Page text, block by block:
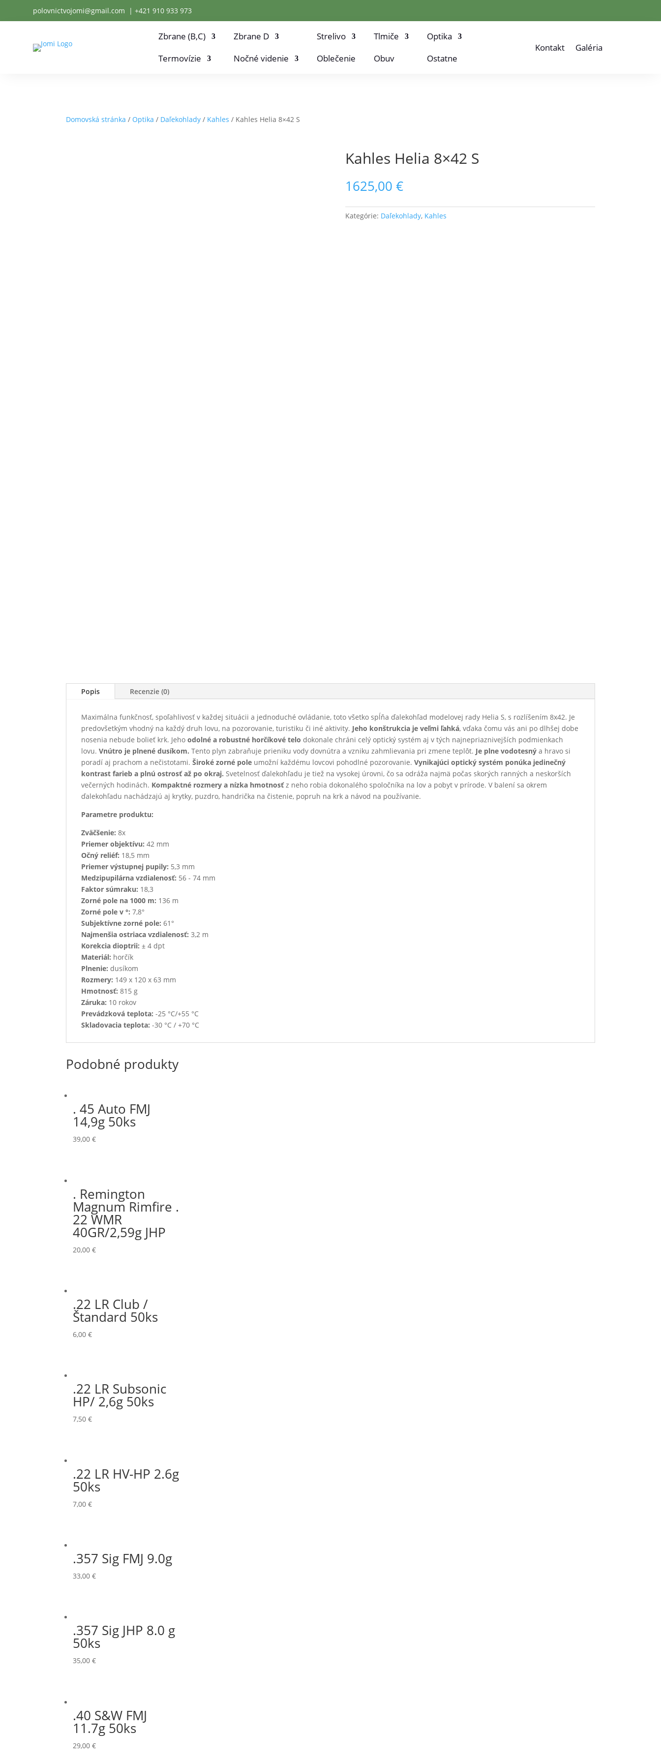
polovnictvojomi@gmail.com | +421 910 933 973
Zbrane (B,C) Zbrane D Strelivo Tlmiče
Optika
Termovízie
Nočné videnie Oblečenie Obuv Ostatne
Kontakt Galéria
Domovská stránka / Optika / Daľekohlady / Kahles / Kahles Helia 8×42 S
Kahles Helia 8×42 S
1625,00 €
Kategórie: Daľekohlady, Kahles
Popis Recenzie (0)
Maximálna funkčnosť, spoľahlivosť v každej situácii a jednoduché ovládanie, toto všetko spĺňa ďalekohľad modelovej rady Helia S, s rozlíšením 8x42. Je
predovšetkým vhodný na každý druh lovu, na pozorovanie, turistiku či iné aktivity. Jeho konštrukcia je veľmi ľahká, vďaka čomu vás ani po dlhšej dobe
nosenia nebude bolieť krk. Jehoodolné a robustné horčíkové telo dokonale chráni celý optický systém aj v tých najnepriaznivejších podmienkach
lovu. Vnútro je plnené dusíkom. Tento plyn zabraňuje prieniku vody dovnútra a vzniku zahmlievania pri zmene teplôt. Je plne vodotesný a hravo si
poradí aj prachom a nečistotami.Široké zorné pole umožní každému lovcovi pohodlné pozorovanie.Vynikajúci optický systém ponúka jedinečný
kontrast farieb a plnú ostrosť až po okraj. Svetelnosť ďalekohľadu je tiež na vysokej úrovni, čo sa odráža najmä počas skorých ranných a neskorších
večerných hodinách. Kompaktné rozmery a nízka hmotnosťz neho robia dokonalého spoločníka na lov a pobyt v prírode. V balení sa okrem
ďalekohľadu nachádzajú aj krytky, puzdro, handrička na čistenie, popruh na krk a návod na používanie.
Parametre produktu:
Zväčšenie: 8x
Priemer objektívu: 42 mm
Očný reliéf: 18,5 mm
Priemer výstupnej pupily: 5,3 mm
Medzipupilárna vzdialenosť: 56 - 74 mm
Faktor súmraku: 18,3
Zorné pole na 1000 m: 136 m
Zorné pole v °: 7,8°
Subjektívne zorné pole: 61°
Najmenšia ostriaca vzdialenosť: 3,2 m
Korekcia dioptrii: ± 4 dpt
Materiál: horčík
Plnenie: dusíkom
Rozmery: 149 x 120 x 63 mm
Hmotnosť: 815 g
Záruka: 10 rokov
Prevádzková teplota: -25 °C/+55 °C
Skladovacia teplota: -30 °C / +70 °C
Podobné produkty
. 45 Auto FMJ
14,9g 50ks
39,00€
. Remington
Magnum Rimfire .
22 WMR
40GR/2,59g JHP
20,00€
.22 LR Club /
Štandard 50ks
6,00€
.22 LR Subsonic
HP/ 2,6g 50ks
7,50€
.22 LR HV-HP 2.6g
50ks
7,00€
.357 Sig FMJ 9.0g
33,00€
.357 Sig JHP 8.0 g
50ks
35,00€
.40 S&W FMJ
11.7g 50ks
29,00€